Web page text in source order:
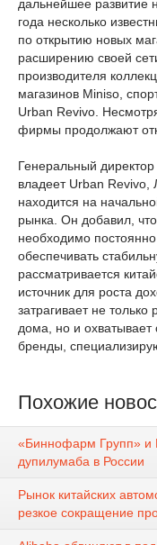
дальнейшее развитие
года несколько
по открытию новых
расширению своей
производителя
магазинов Miniso,
Urban Revivo.
фирмы продолжают
Генеральный
владеет Urban Revivo,
находится на
рынка. Он добавил,
необходимо
обеспечивать
рассматривается
источник для роста
затрагивает не
дома, но и охватывает
бренды,
Похожие
«Биннофарм Групп» и
дупилумаба в России
Рынок китайских
резкое сокращение